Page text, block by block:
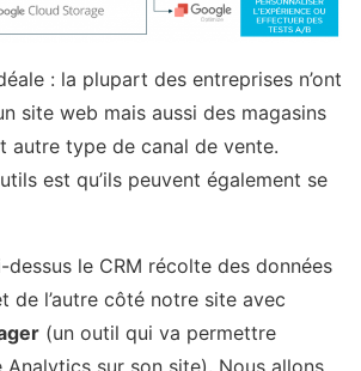
: la plupart des entreprises n’ont
site web mais aussi des magasins
autre type de canal de vente.
est qu’ils peuvent également se
dessus le CRM récolte des données
de l’autre côté notre site avec
(un outil qui va permettre
Analytics sur son site). Nous allons